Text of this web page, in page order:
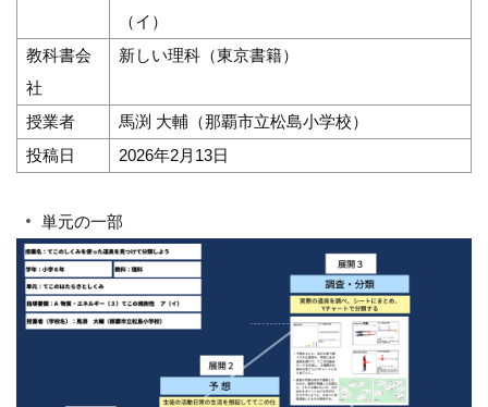
（イ）
教科書会
社
新しい理科（東京書籍）
授業者
馬渕 大輔（那覇市立松島小学校）
投稿日
2026年2月13日
単元の一部